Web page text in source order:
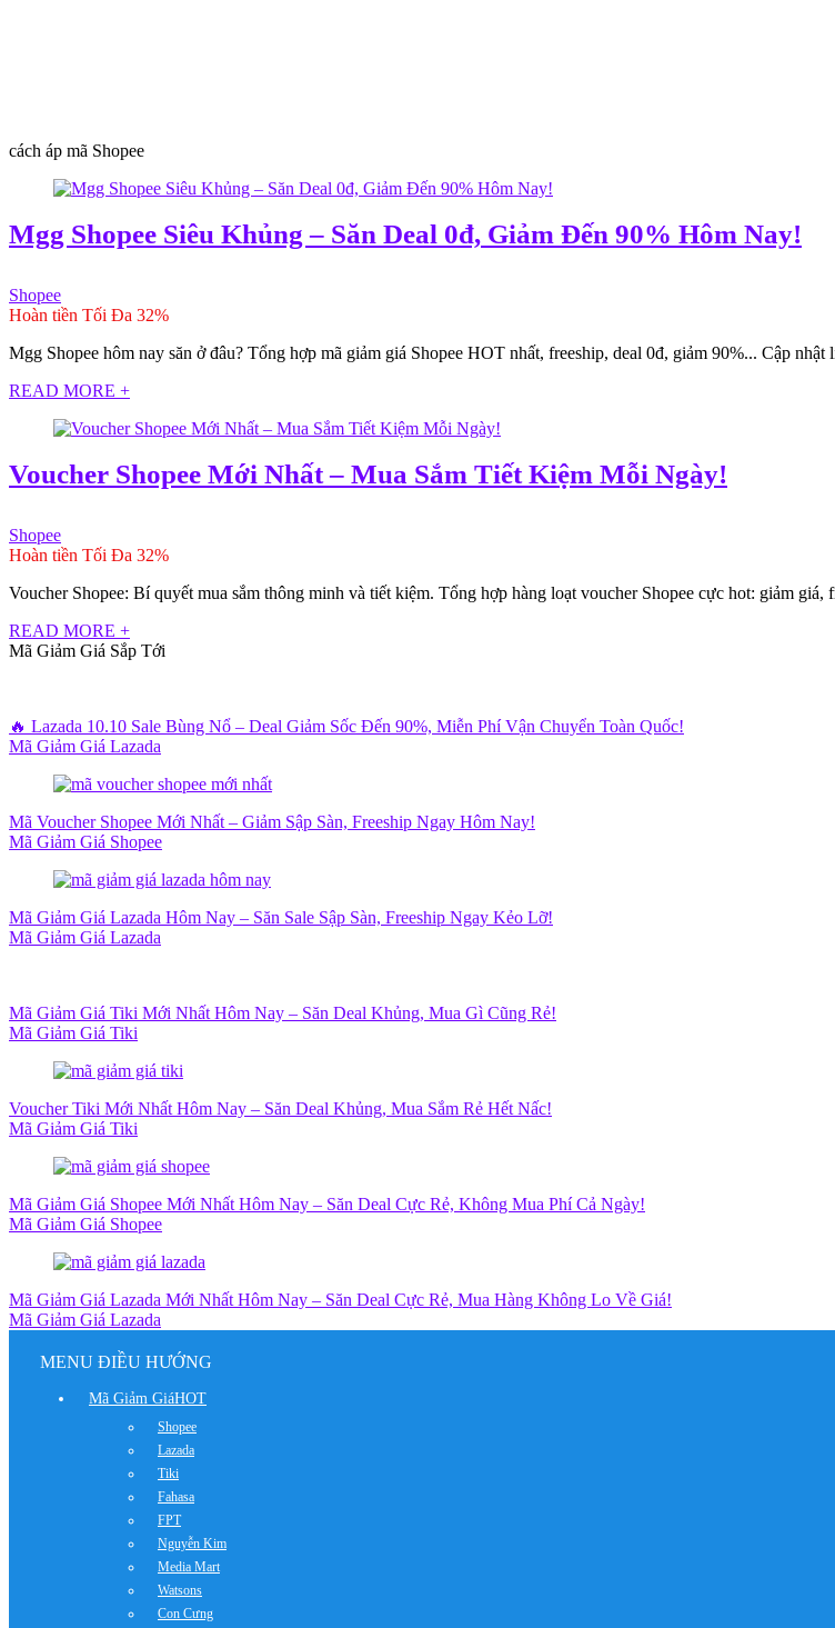
cách áp mã Shopee
Mgg Shopee Siêu Khủng – Săn Deal 0đ, Giảm Đến 90% Hôm Nay!
Shopee
Hoàn tiền Tối Đa 32%
Mgg Shopee hôm nay săn ở đâu? Tổng hợp mã giảm giá Shopee HOT nhất, freeship, deal 0đ, giảm 90%... Cập
READ MORE +
Voucher Shopee Mới Nhất – Mua Sắm Tiết Kiệm Mỗi Ngày!
Shopee
Hoàn tiền Tối Đa 32%
Voucher Shopee: Bí quyết mua sắm thông minh và tiết kiệm. Tổng hợp hàng loạt voucher Shopee cực hot: giảm
READ MORE +
Mã Giảm Giá Sắp Tới
🔥 Lazada 10.10 Sale Bùng Nổ – Deal Giảm Sốc Đến 90%, Miễn Phí Vận Chuyển Toàn Quốc!
Mã Giảm Giá Lazada
Mã Voucher Shopee Mới Nhất – Giảm Sập Sàn, Freeship Ngay Hôm Nay!
Mã Giảm Giá Shopee
Mã Giảm Giá Lazada Hôm Nay – Săn Sale Sập Sàn, Freeship Ngay Kẻo Lỡ!
Mã Giảm Giá Lazada
Mã Giảm Giá Tiki Mới Nhất Hôm Nay – Săn Deal Khủng, Mua Gì Cũng Rẻ!
Mã Giảm Giá Tiki
Voucher Tiki Mới Nhất Hôm Nay – Săn Deal Khủng, Mua Sắm Rẻ Hết Nấc!
Mã Giảm Giá Tiki
Mã Giảm Giá Shopee Mới Nhất Hôm Nay – Săn Deal Cực Rẻ, Không Mua Phí Cả Ngày!
Mã Giảm Giá Shopee
Mã Giảm Giá Lazada Mới Nhất Hôm Nay – Săn Deal Cực Rẻ, Mua Hàng Không Lo Về Giá!
Mã Giảm Giá Lazada
MENU ĐIỀU HƯỚNG
Mã Giảm GiáHOT
Shopee
Lazada
Tiki
Fahasa
FPT
Nguyễn Kim
Media Mart
Watsons
Con Cưng